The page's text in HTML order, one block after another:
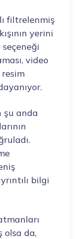
filtrelenmiş
yerini
video
şu anda
bilgi
olsa da,